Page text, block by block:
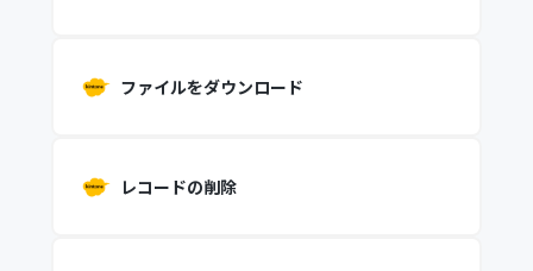
ファイルをダウンロード
レコードの削除